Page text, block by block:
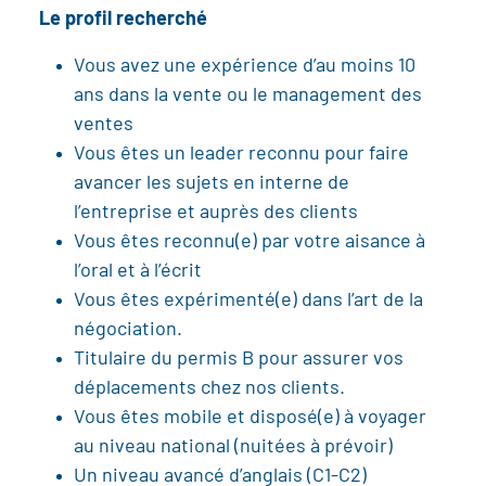
Le profil recherché
Vous avez une expérience d’au moins 10
ans dans la vente ou le management des
ventes
Vous êtes un leader reconnu pour faire
avancer les sujets en interne de
l’entreprise et auprès des clients
Vous êtes reconnu(e) par votre aisance à
l’oral et à l’écrit
Vous êtes expérimenté(e) dans l’art de la
négociation.
Titulaire du permis B pour assurer vos
déplacements chez nos clients.
Vous êtes mobile et disposé(e) à voyager
au niveau national (nuitées à prévoir)
Un niveau avancé d’anglais (C1-C2)